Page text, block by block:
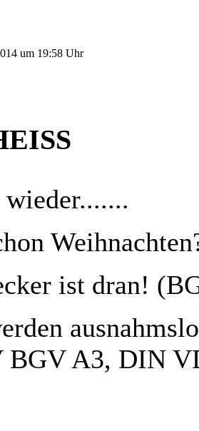
um 19:58 Uhr
ist dran!
BGV A3, DIN